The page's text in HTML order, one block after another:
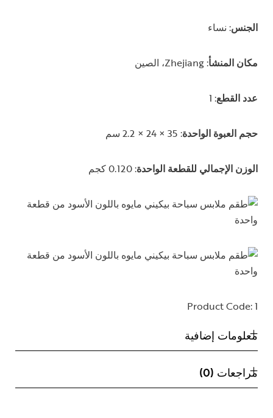
الجنس: نساء
مكان المنشأ: Zhejiang، الصين
عدد القطع: 1
حجم العبوة الواحدة: 35 × 24 × 2.2 سم
الوزن الإجمالي للقطعة الواحدة: 0.120 كجم
Product Code:1
معلومات إضافية
مراجعات (0)